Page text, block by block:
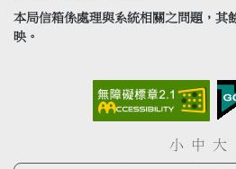
本局信箱係處理與系統相關之問題，其
映。
小 中 大